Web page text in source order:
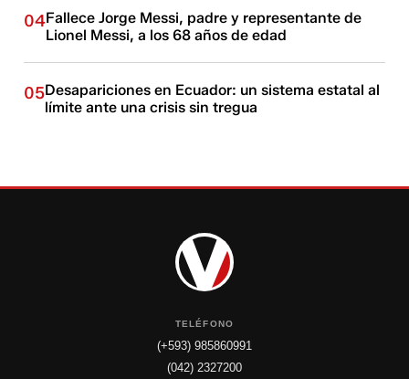
04Fallece Jorge Messi, padre y representante de
Lionel Messi, a los 68 años de edad
05Desapariciones en Ecuador: un sistema estatal al
límite ante una crisis sin tregua
TELÉFONO
(+593) 985860991
(042) 2327200